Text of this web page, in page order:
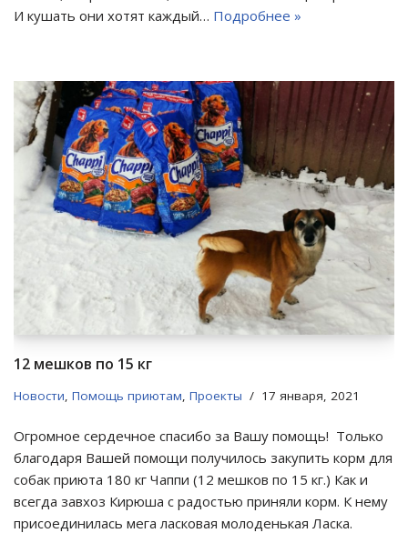
И кушать они хотят каждый… Подробнее »
12 мешков по 15 кг
Новости, Помощь приютам, Проекты 17 января, 2021
Огромное сердечное спасибо за Вашу помощь! Только
благодаря Вашей помощи получилось закупить корм для
собак приюта 180 кг Чаппи (12 мешков по 15 кг.) Как и
всегда завхоз Кирюша с радостью приняли корм. К нему
присоединилась мега ласковая молоденькая Ласка.